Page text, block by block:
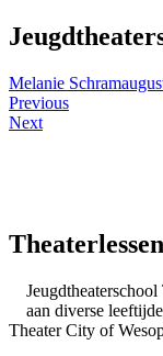
Melanie Schram
Bericht
navigatie
Previous
Next
aan diverse
Theater City of